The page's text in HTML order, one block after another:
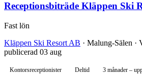
Receptionsbiträde Kläppen Ski
Fast lön
Kläppen Ski Resort AB · Malung-Sälen ·
publicerad 03 aug
Kontorsreceptionister Deltid 3 månader –